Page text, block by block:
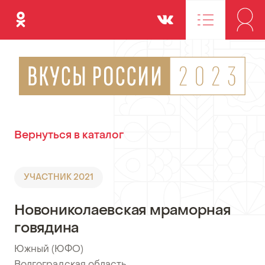
Одноклассники Вконтакте
Вернуться в каталог
УЧАСТНИК 2021
Новониколаевская мраморная
говядина
Южный (ЮФО)